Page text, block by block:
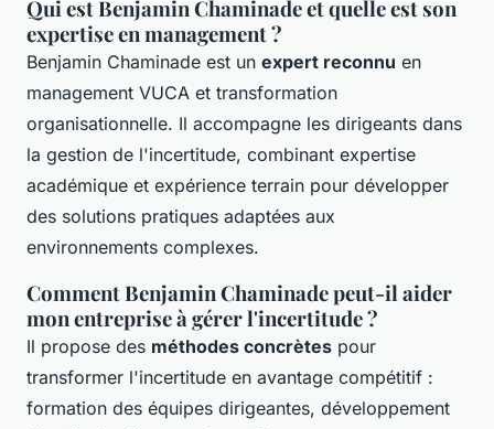
Qui est Benjamin Chaminade et quelle est son
expertise en management ?
Benjamin Chaminade est un expert reconnu en
management VUCA et transformation
organisationnelle. Il accompagne les dirigeants dans
la gestion de l'incertitude, combinant expertise
académique et expérience terrain pour développer
des solutions pratiques adaptées aux
environnements complexes.
Comment Benjamin Chaminade peut-il aider
mon entreprise à gérer l'incertitude ?
Il propose des méthodes concrètes pour
transformer l'incertitude en avantage compétitif :
formation des équipes dirigeantes, développement